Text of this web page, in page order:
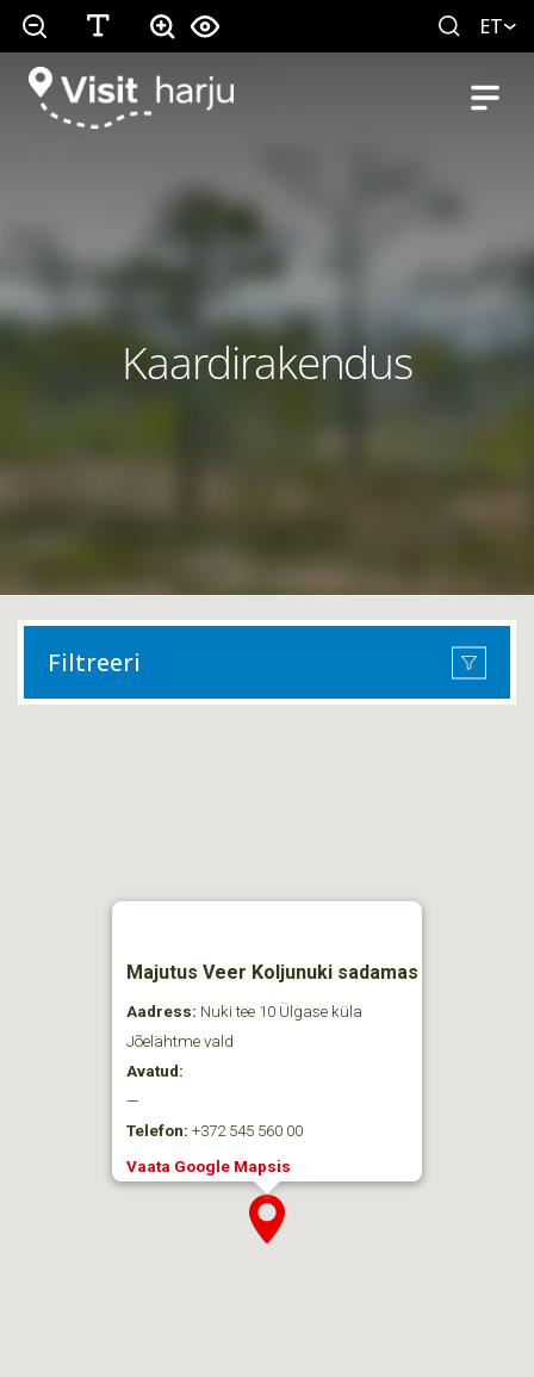
ET
Kaardirakendus
Filtreeri
Majutus Veer Koljunuki sadamas
Aadress: Nuki tee 10 Ülgase küla
Jõelähtme vald
Avatud:
—
Telefon: +372 545 560 00
Vaata Google Mapsis